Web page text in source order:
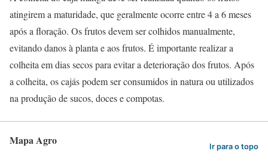
atingirem a maturidade, que geralmente ocorre entre 4 a 6 meses
após a floração. Os frutos devem ser colhidos manualmente,
evitando danos à planta e aos frutos. É importante realizar a
colheita em dias secos para evitar a deterioração dos frutos. Após
a colheita, os cajás podem ser consumidos in natura ou utilizados
na produção de sucos, doces e compotas.
Mapa Agro Ir para o topo